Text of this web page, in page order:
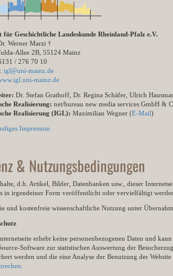
für Geschichtliche Landeskunde Rheinland-Pfalz e.V.
Werner Marzi †
Allee 2B, 55124 Mainz
/ 276 70 10
igl@uni-mainz.de
mainz.de
Dr. Stefan Grathoff, Dr. Regina Schäfer, Ulrich
Realisierung: net/bureau new media services GmbH &
Realisierung (IGL): Maximilian Wegner (E-Mail)
Impressum
& Nutzungsbedingungen
d.h. Artikel, Bilder, Datenbanken usw., dieser
in irgendeiner Form veröffentlicht oder vervielfältigt
und kostenfreie wissenschaftliche Nutzung unter
erhebt keine personenbezogenen Daten und
Software zur statistischen Auswertung der
werden und die eine Analyse der Benutzung der